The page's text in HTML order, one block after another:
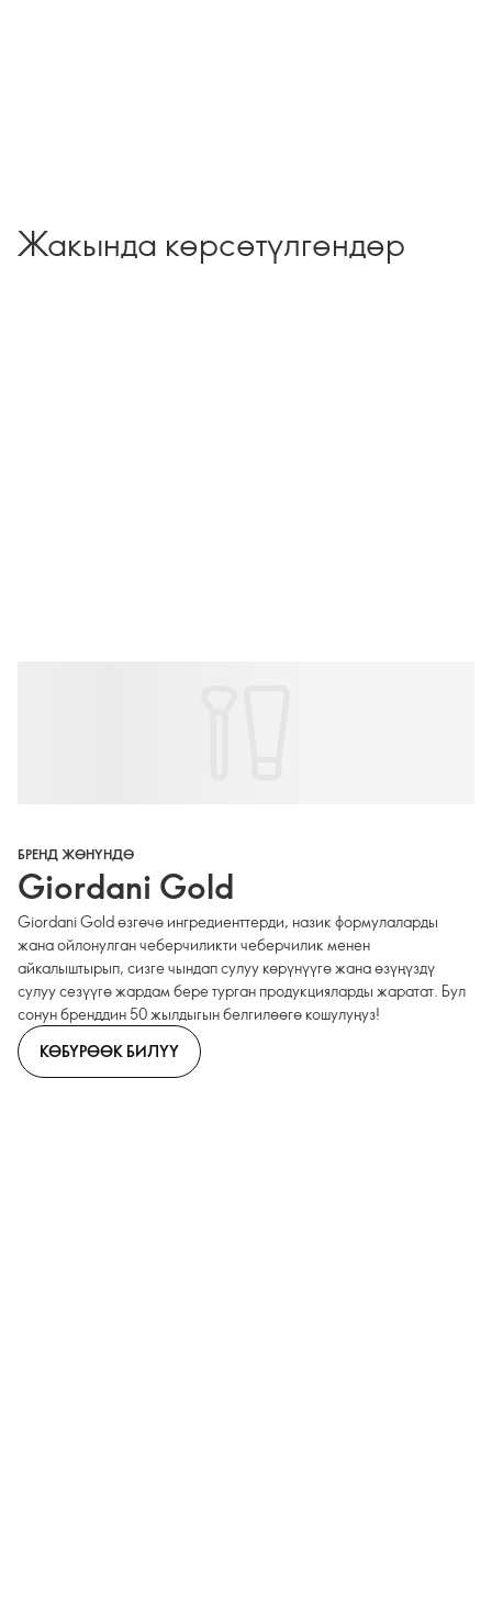
Жакында көрсөтүлгөндөр
БРЕНД ЖӨНҮНДӨ
Giordani Gold
Giordani Gold өзгөчө ингредиенттерди, назик формулаларды
жана ойлонулган чеберчиликти чеберчилик менен
айкалыштырып, сизге чындап сулуу көрүнүүгө жана өзүңүздү
сулуу сезүүгө жардам бере турган продукцияларды жаратат. Бул
сонун бренддин 50 жылдыгын белгилөөгө кошулуңуз!
КӨБҮРӨӨК БИЛҮҮ